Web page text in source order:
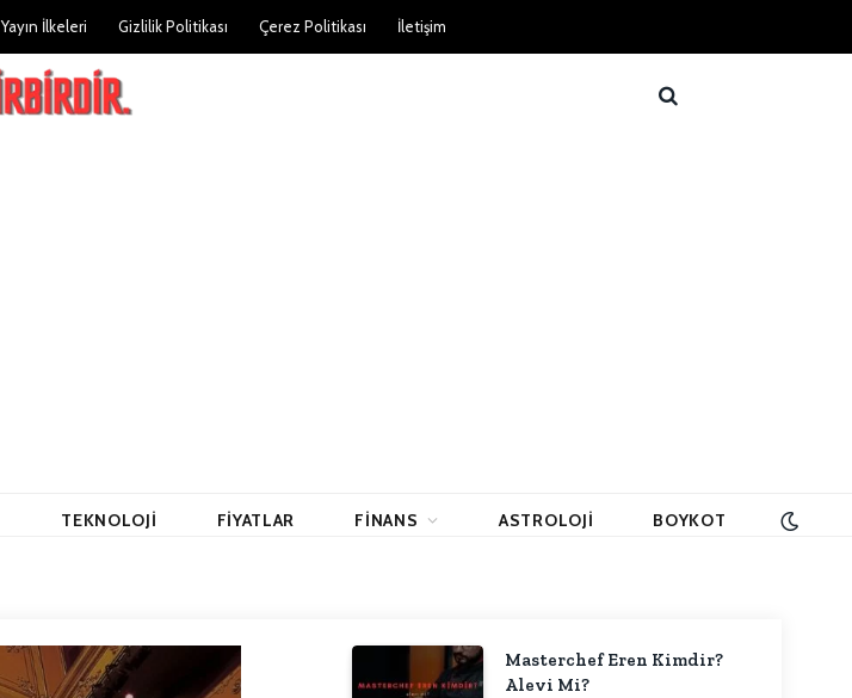
Yayın İlkeleri Gizlilik Politikası Çerez Politikası İletişim
TEKNOLOJI FIYATLAR FINANS ASTROLOJI BOYKOT
Masterchef Eren Kimdir?
Alevi Mi?